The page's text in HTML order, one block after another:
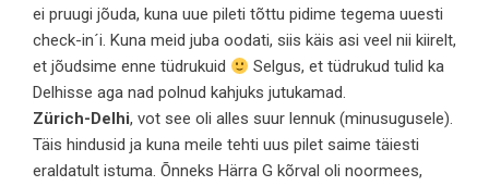
ei pruugi jõuda, kuna uue pileti tõttu pidime tegema uuesti
check-in´i. Kuna meid juba oodati, siis käis asi veel nii kiirelt,
et jõudsime enne tüdrukuid
Selgus, et tüdrukud tulid ka
Delhisse aga nad polnud kahjuks jutukamad.
Zürich-Delhi, vot see oli alles suur lennuk (minusugusele).
Täis hindusid ja kuna meile tehti uus pilet saime täiesti
eraldatult istuma. Õnneks Härra G kõrval oli noormees,